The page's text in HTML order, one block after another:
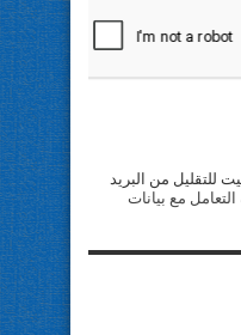
للتقليل من البريد
مع بيانات